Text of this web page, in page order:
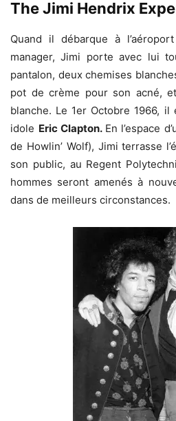
The Jimi Hendrix
Quand il débarque à
manager, Jimi porte avec lui
pantalon, deux chemises
pot de crème pour son acné,
blanche. Le 1er Octobre 1966,
idole Eric Clapton. En l’espace
de Howlin’ Wolf), Jimi terrasse
son public, au Regent
hommes seront amenés à
dans de meilleurs circonstances.